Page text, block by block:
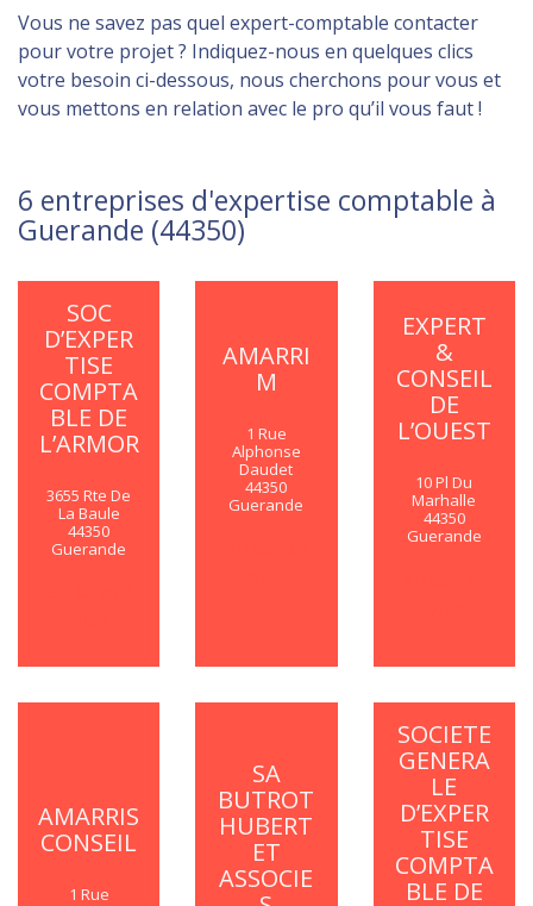
Vous ne savez pas quel expert-comptable contacter
pour votre projet ? Indiquez-nous en quelques clics
votre besoin ci-dessous, nous cherchons pour vous et
vous mettons en relation avec le pro qu’il vous faut !
6 entreprises d'expertise comptable à
Guerande (44350)
SOC
D’EXPER
TISE
COMPTA
BLE DE
L’ARMOR
3655 Rte De
La Baule
44350
Guerande
AMARRI
M
1 Rue
Alphonse
Daudet
44350
Guerande
EXPERT
&
CONSEIL
DE
L’OUEST
10 Pl Du
Marhalle
44350
Guerande
AMARRIS
CONSEIL
1 Rue
SA
BUTROT
HUBERT
ET
ASSOCIE
SOCIETE
GENERA
LE
D’EXPER
TISE
COMPTA
BLE DE